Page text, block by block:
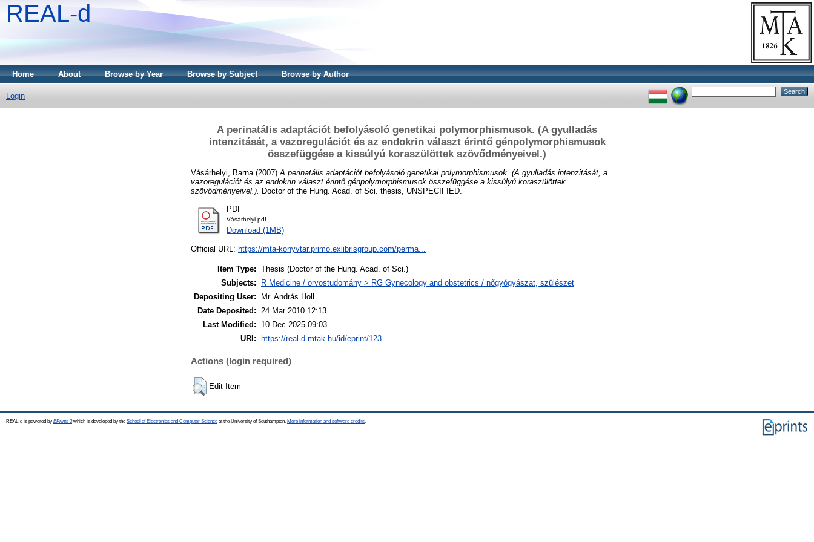
REAL-d
Home About Browse by Year Browse by Subject Browse by Author
Login
A perinatális adaptációt befolyásoló genetikai polymorphismusok. (A gyulladás
intenzitását, a vazoregulációt és az endokrin választ érintő génpolymorphismusok
összefüggése a kissúlyú koraszülöttek szövődményeivel.)
Vásárhelyi, Barna (2007) A perinatális adaptációt befolyásoló genetikai polymorphismusok. (A gyulladás intenzitását, a
vazoregulációt és az endokrin választ érintő génpolymorphismusok összefüggése a kissúlyú koraszülöttek
szövődményeivel.). Doctor of the Hung. Acad. of Sci. thesis, UNSPECIFIED.
PDF
Vásárhelyi.pdf
Download (1MB)
Official URL: https://mta-konyvtar.primo.exlibrisgroup.com/perma...
Item Type: Thesis (Doctor of the Hung. Acad. of Sci.)
Subjects:
R Medicine / orvostudomány > RG Gynecology and obstetrics / nőgyógyászat, szülészet
Depositing User:
Mr. András Holl
Date Deposited: 24 Mar 2010 12:13
Last Modified:
10 Dec 2025 09:03
URI:
https://real-d.mtak.hu/id/eprint/123
Actions (login required)
Edit Item
REAL-d is powered by EPrints 3which is developed by the School of Electronics and Computer Science at the University of Southampton. More information and software credits